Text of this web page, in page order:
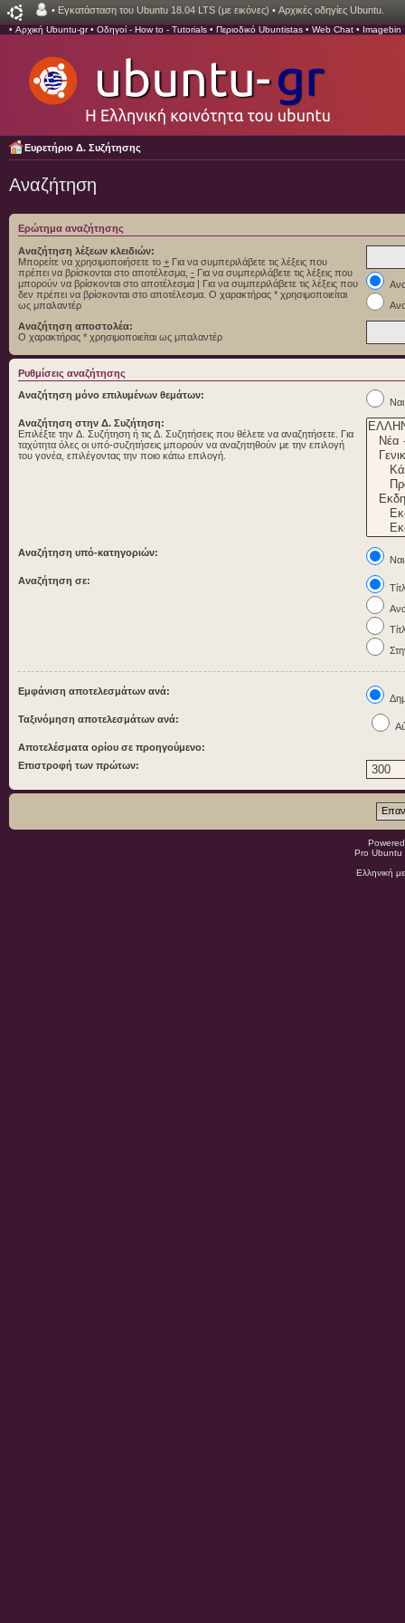
• Εγκατάσταση του Ubuntu 18.04 LTS (με εικόνες) • Αρχικές οδηγίες Ubuntu.
• Αρχική Ubuntu-gr• Οδηγοί - How to - Tutorials • Περιοδικό Ubuntistas • Web Chat • Imagebin
Ευρετήριο Δ. Συζήτησης
Αναζήτηση
Ερώτημα αναζήτησης
Αναζήτηση λέξεων κλειδιών:
Μπορείτε να χρησιμοποιήσετε το + Για να συμπεριλάβετε τις λέξεις που
πρέπει να βρίσκονται στο αποτέλεσμα, - Για να συμπεριλάβετε τις λέξεις που
μπορούν να βρίσκονται στο αποτέλεσμα | Για να συμπεριλάβετε τις λέξεις που
δεν πρέπει να βρίσκονται στο αποτέλεσμα. Ο χαρακτήρας * χρησιμοποιείται
ως μπαλαντέρ
Αναζήτηση αποστολέα:
Ο χαρακτήρας * χρησιμοποιείται ως μπαλαντέρ
Ρυθμίσεις αναζήτησης
Αναζήτηση μόνο επιλυμένων θεμάτων:
Ναι
Αναζήτηση στην Δ. Συζήτηση:
Επιλέξτε την Δ. Συζήτηση ή τις Δ. Συζητήσεις που θέλετε να αναζητήσετε. Για
ταχύτητα όλες οι υπό-συζητήσεις μπορούν να αναζητηθούν με την επιλογή
του γονέα, επιλέγοντας την ποιο κάτω επιλογή.
Αναζήτηση υπό-κατηγοριών:
Ναι
Αναζήτηση σε:
Εμφάνιση αποτελεσμάτων ανά:
Ταξινόμηση αποτελεσμάτων ανά:
Αποτελέσματα ορίου σε προηγούμενο:
Επιστροφή των πρώτων:
Pro
Ελληνική